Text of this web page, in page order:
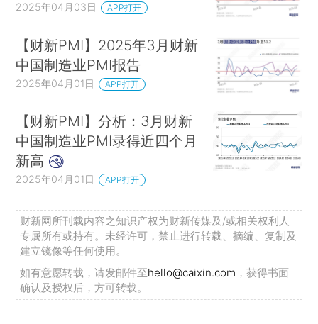
2025年04月03日 APP打开
【财新PMI】2025年3月财新
中国制造业PMI报告
2025年04月01日 APP打开
【财新PMI】分析：3月财新
中国制造业PMI录得近四个月
新高
2025年04月01日 APP打开
财新网所刊载内容之知识产权为财新传媒及/或相关权利人
专属所有或持有。未经许可，禁止进行转载、摘编、复制及
建立镜像等任何使用。
如有意愿转载，请发邮件至hello@caixin.com ，获得书面
确认及授权后，方可转载。